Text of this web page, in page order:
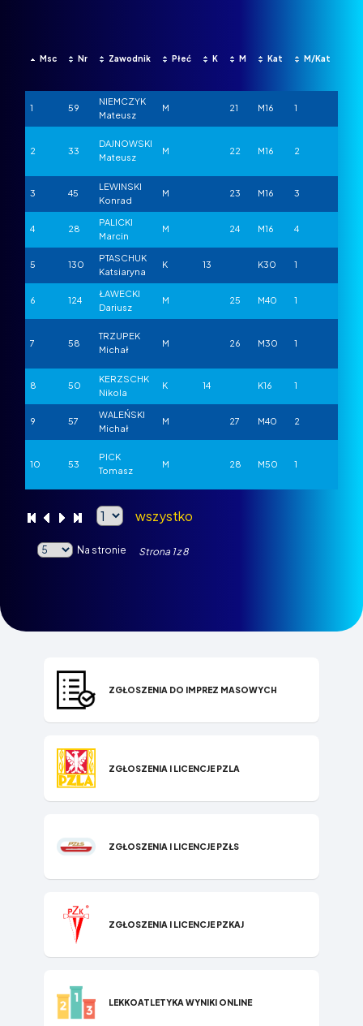
Msc Nr Zawodnik Płeć K M Kat M/Kat
1 59
NIEMCZYK
Mateusz
M 21 M16 1
2 33
DAJNOWSKI
Mateusz
M 22 M16 2
3 45
LEWINSKI
Konrad
M 23 M16 3
4 28
PALICKI
Marcin
M 24 M16 4
5 130
PTASCHUK
Katsiaryna
K 13 K30 1
6 124
ŁAWECKI
Dariusz
M 25 M40 1
7 58
TRZUPEK
Michał
M 26 M30 1
8 50
KERZSCHK
Nikola
K 14 K16 1
9 57
WALEŃSKI
Michał
M 27 M40 2
10 53
PICK
Tomasz
M 28 M50 1
wszystko
Na stronie Strona 1z8
ZGŁOSZENIA DO IMPREZ MASOWYCH
ZGŁOSZENIA I LICENCJE PZLA
ZGŁOSZENIA I LICENCJE PZŁS
ZGŁOSZENIA I LICENCJE PZKAJ
LEKKOATLETYKA WYNIKI ONLINE